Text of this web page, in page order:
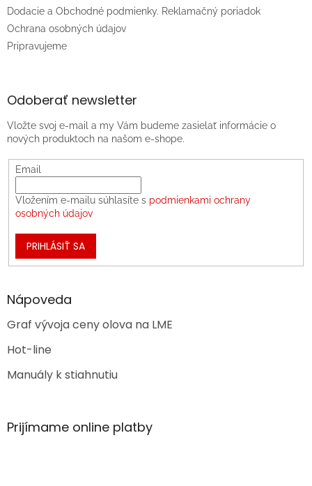
Dodacie a Obchodné podmienky. Reklamačný poriadok
Ochrana osobných údajov
Pripravujeme
Odoberať newsletter
Vložte svoj e-mail a my Vám budeme zasielať informácie o
nových produktoch na našom e-shope.
Email
Vložením e-mailu súhlasíte s podmienkami ochrany
osobných údajov
PRIHLÁSIŤ SA
Nápoveda
Graf vývoja ceny olova na LME
Hot-line
Manuály k stiahnutiu
Prijímame online platby